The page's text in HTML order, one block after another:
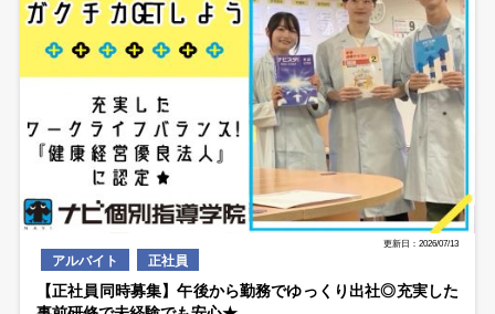
更新日：2026/07/13
アルバイト 正社員
【正社員同時募集】午後から勤務でゆっくり出社◎充実した